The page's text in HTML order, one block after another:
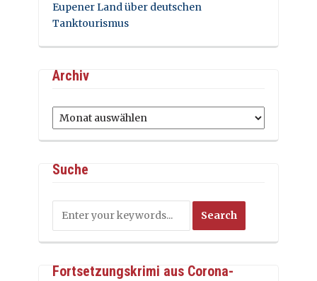
Eupener Land über deutschen
Tanktourismus
Archiv
Archiv
Suche
Fortsetzungskrimi aus Corona-